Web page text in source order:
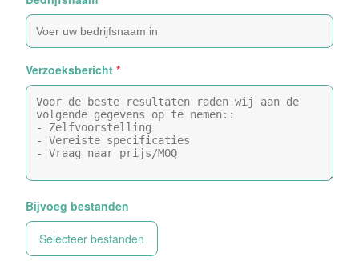
Verzoeksbericht *
Bijvoeg bestanden
Selecteer bestanden